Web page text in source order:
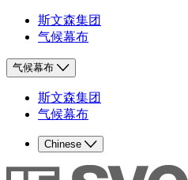
斯文森集团
气候幕布
气候幕布
斯文森集团
气候幕布
Chinese